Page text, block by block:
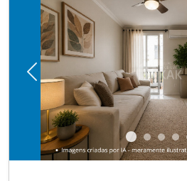
Previous